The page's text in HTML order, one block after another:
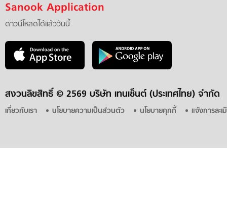
Sanook Application
ดาวน์โหลดได้แล้ววันนี้
สงวนลิขสิทธิ์ © 2569 บริษัท เทนเซ็นต์ (ประเทศไทย) จำกัด
เกี่ยวกับเรา นโยบายความเป็นส่วนตัว นโยบายคุกกี้ แจ้งการละ